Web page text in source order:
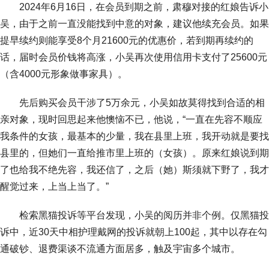
2024年6月16日，在会员到期之前，肃穆对接的红娘告诉小
吴，由于之前一直没能找到中意的对象，建议他续充会员。如果
提早续约则能享受8个月21600元的优惠价，若到期再续约的
话，届时会员价钱将高涨，小吴再次使用信用卡支付了25600元
（含4000元形象做事家具）。
先后购买会员干涉了5万余元，小吴如故莫得找到合适的相
亲对象，现时回思起来他懊恼不已，他说，“一直在先容不顺应
我条件的女孩，最基本的少量，我在县里上班，我开动就是要找
县里的，但她们一直给推市里上班的（女孩）。原来红娘说到期
了也给我不绝先容，我还信了，之后（她）斯须就下野了，我才
醒觉过来，上当上当了。”
检索黑猫投诉等平台发现，小吴的阅历并非个例。仅黑猫投
诉中，近30天中相护理戴网的投诉就朝上100起，其中以存在勾
通破钞、退费渠谈不流通方面居多，触及宇宙多个城市。